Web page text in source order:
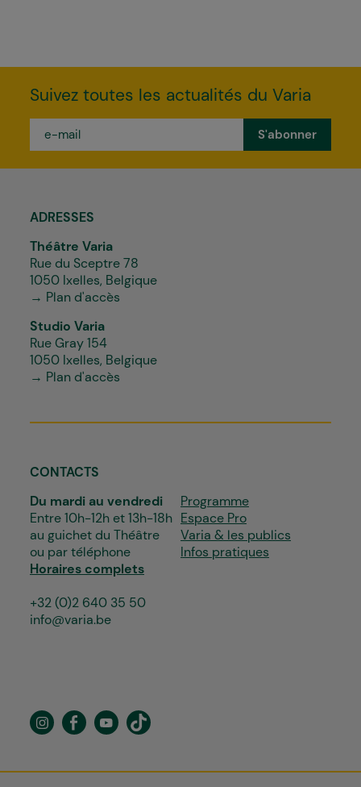
Suivez toutes les actualités du Varia
mail
ADRESSES
Théâtre Varia
Rue du Sceptre 78
1050 Ixelles, Belgique
→ Plan d'accès
Studio Varia
Rue Gray 154
1050 Ixelles, Belgique
→ Plan d'accès
CONTACTS
Du mardi au vendredi
Entre 10h-12h et 13h-18h
au guichet du Théâtre
ou par téléphone
Horaires complets
+32 (0)2 640 35 50
info@varia.be
Programme
Espace Pro
Varia & les publics
Infos pratiques